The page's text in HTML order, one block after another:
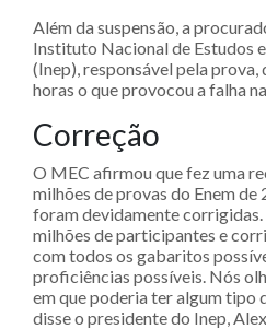
Além da suspensão, a
Instituto Nacional de Estudos
(Inep), responsável pela
horas o que provocou a falha
Correção
O MEC afirmou que fez uma
milhões de provas do Enem
foram devidamente corrigidas.
milhões de participantes e
com todos os gabaritos
proficiências possíveis. Nós
em que poderia ter algum tipo
disse o presidente do Inep,